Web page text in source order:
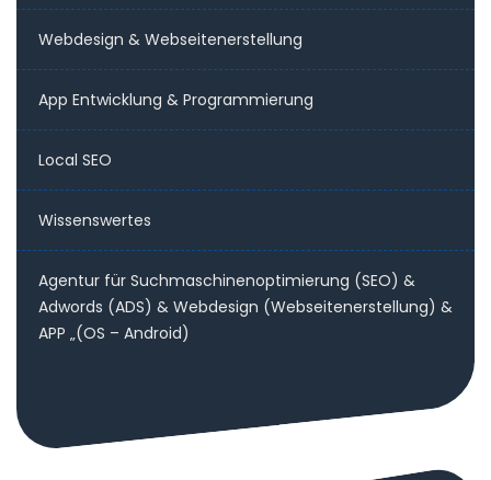
Webdesign & Webseitenerstellung
App Entwicklung & Programmierung
Local SEO
Wissenswertes
Agentur für Suchmaschinenoptimierung (SEO) &
Adwords (ADS) & Webdesign (Webseitenerstellung) &
APP „(OS – Android)